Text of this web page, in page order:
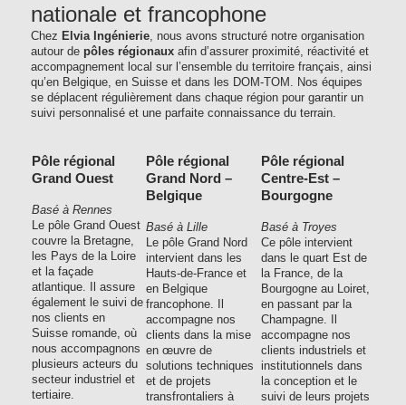
nationale et francophone
Chez Elvia Ingénierie, nous avons structuré notre organisation
autour de pôles régionaux afin d’assurer proximité, réactivité et
accompagnement local sur l’ensemble du territoire français, ainsi
qu’en Belgique, en Suisse et dans les DOM-TOM. Nos équipes
se déplacent régulièrement dans chaque région pour garantir un
suivi personnalisé et une parfaite connaissance du terrain.
Pôle régional
Grand Ouest
Basé à Rennes
Le pôle Grand Ouest
couvre la Bretagne,
les Pays de la Loire
et la façade
atlantique. Il assure
également le suivi de
nos clients en
Suisse romande, où
nous accompagnons
plusieurs acteurs du
secteur industriel et
tertiaire.
Pôle régional
Grand Nord –
Belgique
Basé à Lille
Le pôle Grand Nord
intervient dans les
Hauts-de-France et
en Belgique
francophone. Il
accompagne nos
clients dans la mise
en œuvre de
solutions techniques
et de projets
transfrontaliers à
Pôle régional
Centre-Est –
Bourgogne
Basé à Troyes
Ce pôle intervient
dans le quart Est de
la France, de la
Bourgogne au Loiret,
en passant par la
Champagne. Il
accompagne nos
clients industriels et
institutionnels dans
la conception et le
suivi de leurs projets